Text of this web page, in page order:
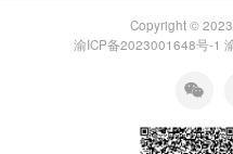
Copyright © 2023
渝ICP备2023001648号-1